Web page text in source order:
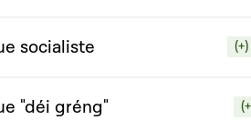
socialiste
"déi gréng"